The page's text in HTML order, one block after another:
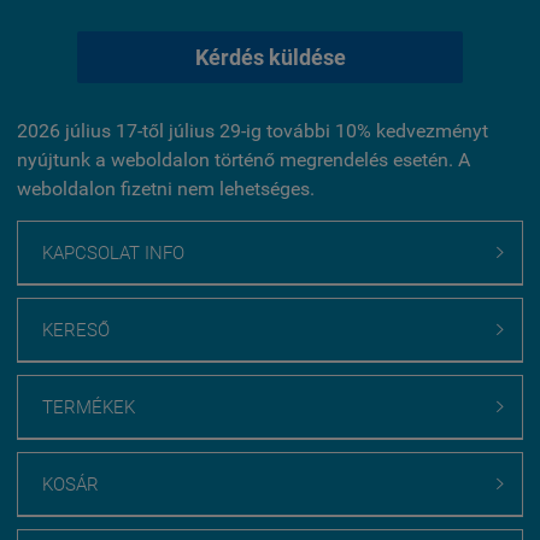
Kérdés küldése
2026 július 17-től július 29-ig további 10% kedvezményt
nyújtunk a weboldalon történő megrendelés esetén. A
weboldalon fizetni nem lehetséges.
KAPCSOLAT INFO 
KERESŐ 
TERMÉKEK 
KOSÁR 